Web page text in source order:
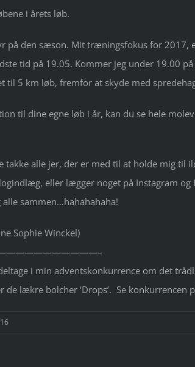
i årets løb.
på den sæson. Mit træningsfokus for 2017,
tid på 19.05. Kommer jeg under 19.00
til 5 km løb, fremfor at skyde med
til dine egne løb i år, kan du se hele
takke alle jer, der er med til at holde mig
eller lægger noget på Instagram og
alle sammen…hahahahaha!
Sophie Winckel)
i min adventskonkurrence om det
de lækre bolcher ‘Drops’. Se konkurrencen